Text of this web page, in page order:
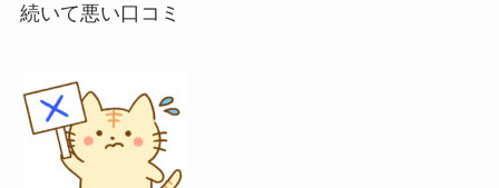
続いて悪い口コミ